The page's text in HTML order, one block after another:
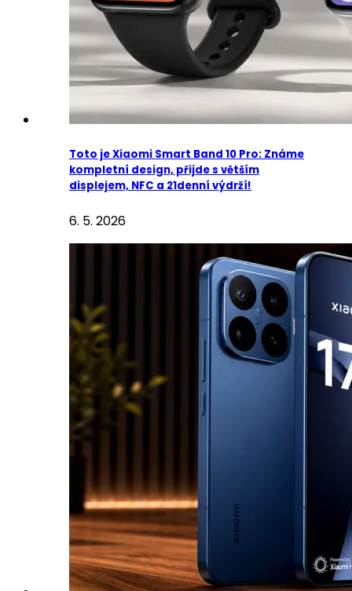
Toto je Xiaomi Smart Band 10 Pro: Známe
kompletní design, přijde s větším
displejem, NFC a 21denní výdrží!
6. 5. 2026